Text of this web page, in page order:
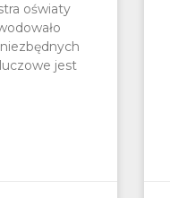
oświaty
jest